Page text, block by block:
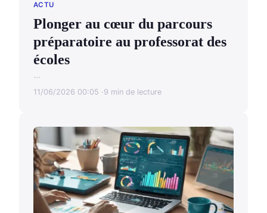
ACTU
Plonger au cœur du parcours
préparatoire au professorat des
écoles
...
11/06/2026 00:05 9 min de lecture